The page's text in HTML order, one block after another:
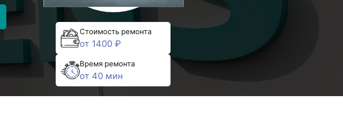
Стоимость ремонта
от 1400 ₽
Время ремонта
от 40 мин